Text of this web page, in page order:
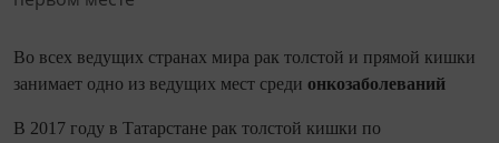
Во всех ведущих странах мира рак толстой и прямой кишки
занимает одно из ведущих мест среди онкозаболеваний
В 2017 году в Татарстане рак толстой кишки по